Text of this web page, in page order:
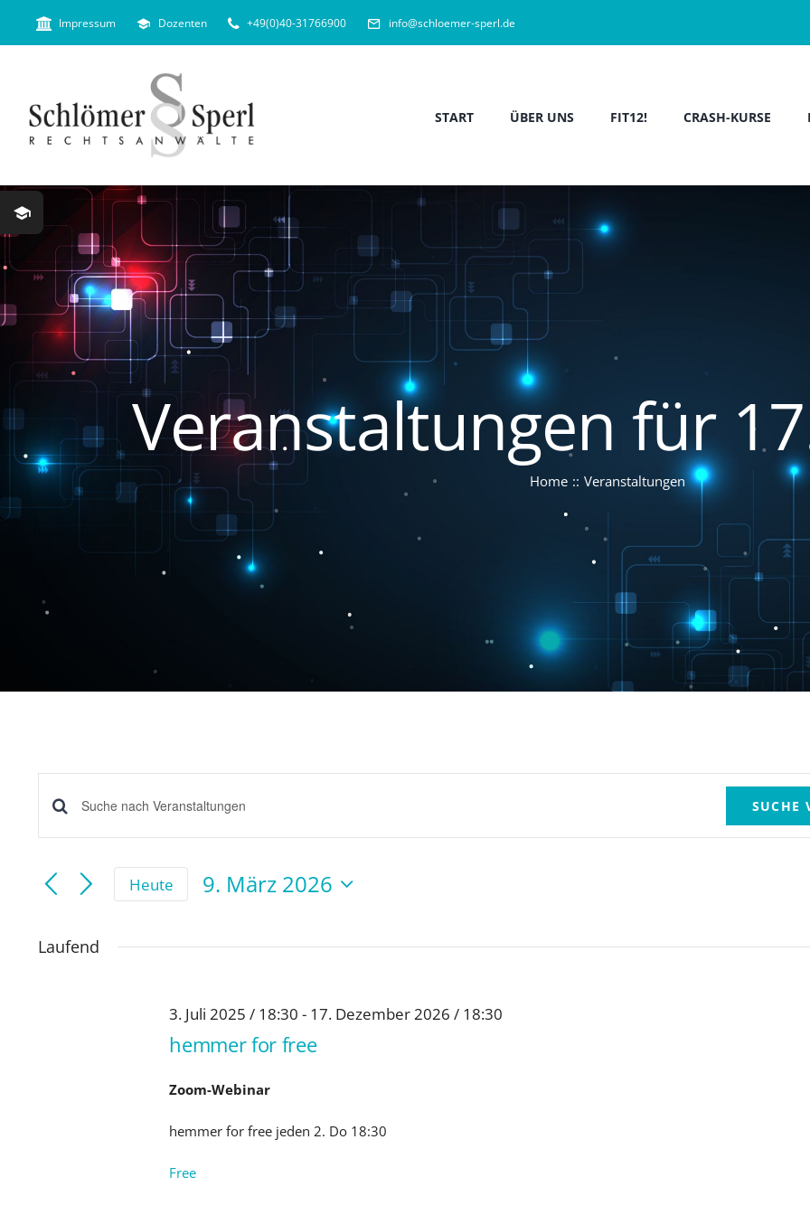
Impressum Dozenten +49(0)40-31766900 info@schloemer-sperl.de
START ÜBER UNS FIT12! CRASH-KURSE
Veranstaltungen für
Home Veranstaltungen
Veranstaltungen
Suche
und
Navigation
Bitte
eingeben.
Suche
Veranstaltungen
SUCHE
Heute
9. März 2026
Laufend
3. Juli 2025 / 18:30 - 17. Dezember 2026 / 18:30
hemmer for free
Zoom-Webinar
hemmer for free jeden 2. Do 18:30
Free